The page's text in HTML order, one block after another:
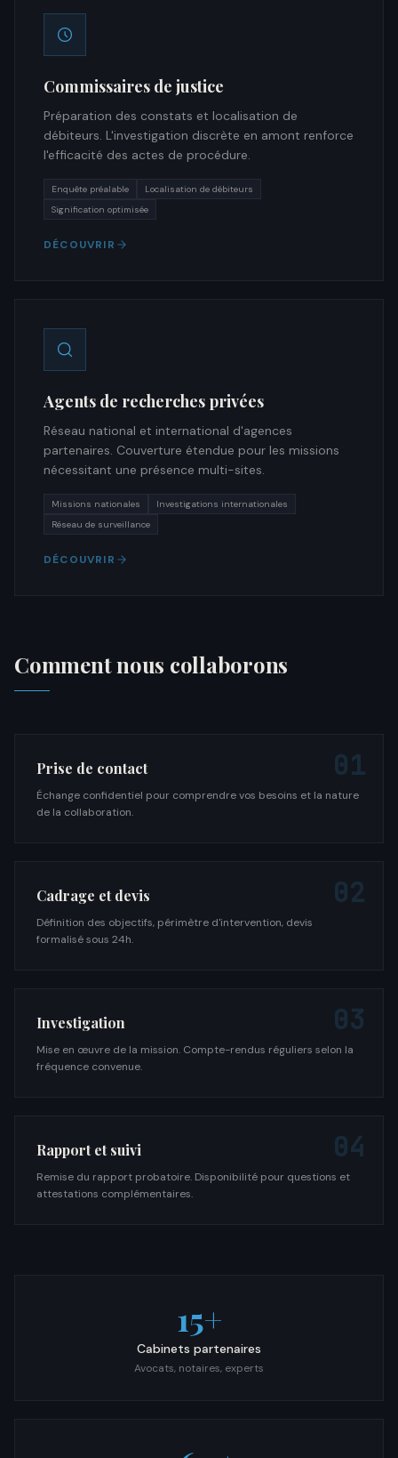
Commissaires de justice
Préparation des constats et localisation de
débiteurs. L'investigation discrète en amont renforce
l'efficacité des actes de procédure.
Enquête préalable
Localisation de débiteurs
Signification optimisée
DÉCOUVRIR
Agents de recherches privées
Réseau national et international d'agences
partenaires. Couverture étendue pour les missions
nécessitant une présence multi-sites.
Missions nationales
Investigations internationales
Réseau de surveillance
DÉCOUVRIR
Comment nous collaborons
01
Prise de contact
Échange confidentiel pour comprendre vos besoins et la nature
de la collaboration.
02
Cadrage et devis
Définition des objectifs, périmètre d'intervention, devis
formalisé sous 24h.
03
Investigation
Mise en œuvre de la mission. Compte-rendus réguliers selon la
fréquence convenue.
04
Rapport et suivi
Remise du rapport probatoire. Disponibilité pour questions et
attestations complémentaires.
15+
Cabinets partenaires
Avocats, notaires, experts